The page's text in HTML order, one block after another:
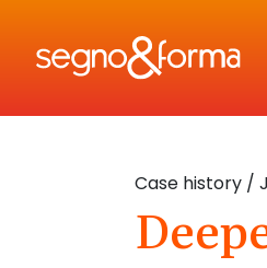
Case history/